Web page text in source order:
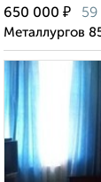
650 000 ₽ 59
Металлургов